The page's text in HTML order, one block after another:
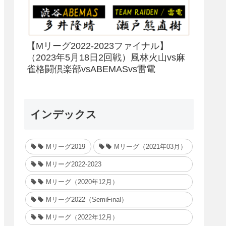
【Mリーグ2022-2023ファイナル】
（2023年5月18日2回戦）風林火山vs麻
雀格闘倶楽部vsABEMASvs雷電
インデックス
Mリーグ2019 Mリーグ（2021年03月）
Mリーグ2022-2023
Mリーグ（2020年12月）
Mリーグ2022（SemiFinal）
Mリーグ（2022年12月）